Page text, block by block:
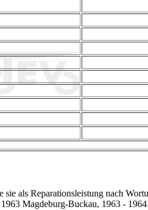
als Reparationsleistung nach
Magdeburg-Buckau, 1963 -